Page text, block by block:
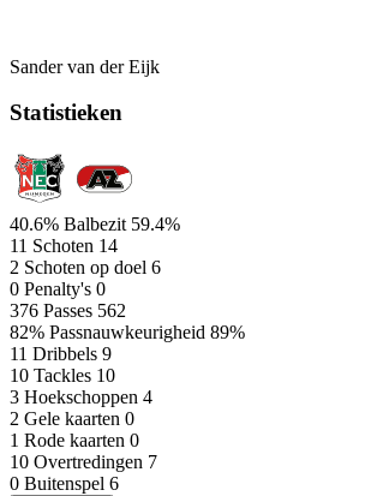
Sander van der Eijk
Statistieken
40.6% Balbezit 59.4%
11 Schoten 14
2 Schoten op doel 6
0 Penalty's 0
376 Passes 562
82% Passnauwkeurigheid 89%
11 Dribbels 9
10 Tackles 10
3 Hoekschoppen 4
2 Gele kaarten 0
1 Rode kaarten 0
10 Overtredingen 7
0 Buitenspel 6